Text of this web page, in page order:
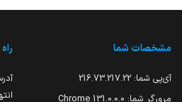
مشخصات شما
آی‌پی شما: 216.73.217.22
مرورگر شما: 131.0.0.0 Chrome